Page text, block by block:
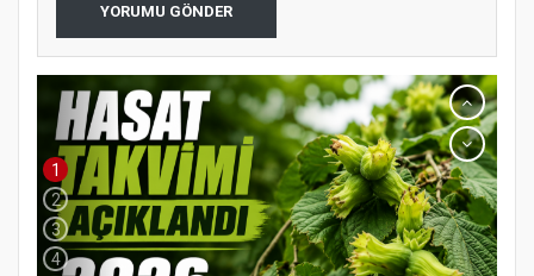
YORUMU GÖNDER
1
2
3
4